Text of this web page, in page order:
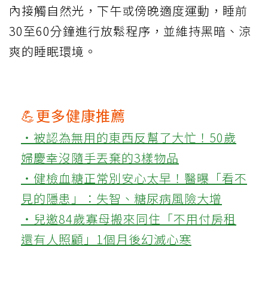
內接觸自然光，下午或傍晚適度運動，睡前
30至60分鐘進行放鬆程序，並維持黑暗、涼
爽的睡眠環境。
💪更多健康推薦
‧被認為無用的東西反幫了大忙！50歲
婦慶幸沒隨手丟棄的3樣物品
‧健檢血糖正常別安心太早！醫曝「看不
見的隱患」：失智、糖尿病風險大增
‧兒邀84歲寡母搬來同住「不用付房租
還有人照顧」1個月後幻滅心寒